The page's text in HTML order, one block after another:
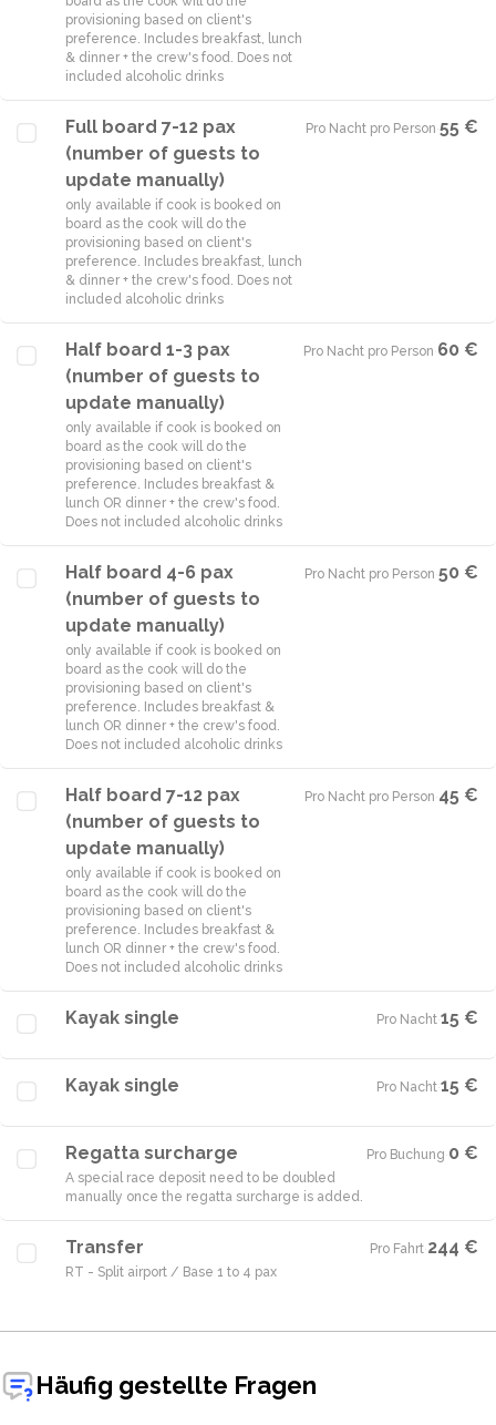
provisioning based on client's
preference. Includes breakfast, lunch
& dinner + the crew's food. Does not
included alcoholic drinks
Full board 7-12 pax
(number of guests to
update manually)
only available if cook is booked on
board as the cook will do the
provisioning based on client's
preference. Includes breakfast, lunch
& dinner + the crew's food. Does not
included alcoholic drinks
Pro Nacht pro Person·55 €
Half board 1-3 pax
(number of guests to
update manually)
only available if cook is booked on
board as the cook will do the
provisioning based on client's
preference. Includes breakfast &
lunch OR dinner + the crew's food.
Does not included alcoholic drinks
Pro Nacht pro Person·60 €
Half board 4-6 pax
(number of guests to
update manually)
only available if cook is booked on
board as the cook will do the
provisioning based on client's
preference. Includes breakfast &
lunch OR dinner + the crew's food.
Does not included alcoholic drinks
Pro Nacht pro Person·50 €
Half board 7-12 pax
(number of guests to
update manually)
only available if cook is booked on
board as the cook will do the
provisioning based on client's
preference. Includes breakfast &
lunch OR dinner + the crew's food.
Does not included alcoholic drinks
Pro Nacht pro Person·45 €
Kayak single Pro Nacht·15 €
Kayak single Pro Nacht·15 €
Regatta surcharge
A special race deposit need to be doubled
manually once the regatta surcharge is added.
Pro Buchung·0 €
Transfer
RT - Split airport / Base 1 to 4 pax
Pro Fahrt·244 €
Häufig gestellte Fragen